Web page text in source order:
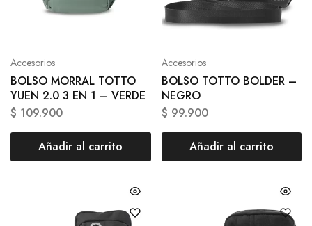
Accesorios
BOLSO MORRAL TOTTO
YUEN 2.0 3 EN 1 – VERDE
$ 109.900
Añadir al carrito
Accesorios
BOLSO TOTTO BOLDER –
NEGRO
$ 99.900
Añadir al carrito